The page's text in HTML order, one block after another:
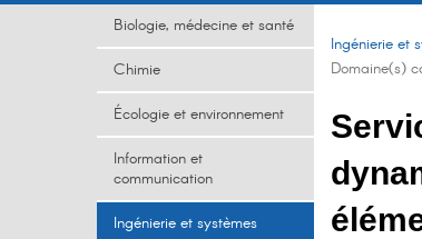
Biologie, médecine et santé
Chimie
Écologie et environnement
Information et
communication
Ingénierie et systèmes
Ingénierie et
Domaine(s)